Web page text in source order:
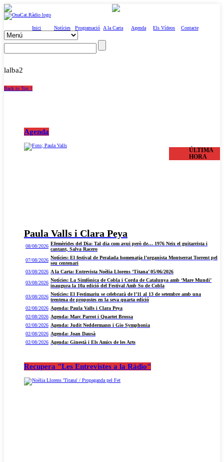
Inici Notícies Programació A la Carta Agenda Els Vídeos Contacte
lalba2
Back to Top ↑
Agenda
Paula Valls i Clara Peya
ÚLTIMA
HORA
08/08/2026 Efemèrides del Dia: Tal dia com avui però de… 1976 Neix el guitarrista i
cantant, Salva Racero
07/08/2026 Notícies: El festival de Peralada homenatja l’organista Montserrat Torrent pel
seu centenari
03/08/2026 A la Carta: Entrevista Noèlia Llorens ‘Titana’ 05/06/2026
03/08/2026 Notícies: La Simfònica de Cobla i Corda de Catalunya amb ‘Mare Mundi’
inaugura la 10a edició del Festival Amb So de Cobla
03/08/2026 Notícies: El Festimariu se celebrarà de l’11 al 13 de setembre amb una
trentena de propostes en la seva quarta edició
02/08/2026 Agenda: Paula Valls i Clara Peya
02/08/2026 Agenda: Marc Parrot i Quartet Brossa
02/08/2026 Agenda: Judit Neddermann i Gio Symphonia
02/08/2026 Agenda: Joan Dausà
02/08/2026 Agenda: Ginestà i Els Amics de les Arts
Recupera "Les Entrevistes a la Ràdio"